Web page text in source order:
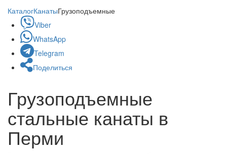
КаталогКанатыГрузоподъемные
Viber
WhatsApp
Telegram
Поделиться
Грузоподъемные
стальные канаты в
Перми